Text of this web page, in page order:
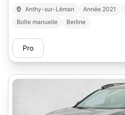
Anthy-sur-Léman Année 2021
Boîte manuelle
Berline
Pro